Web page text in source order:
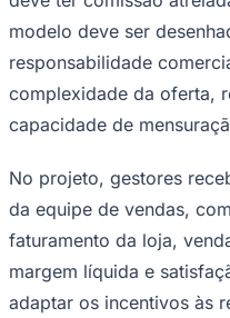
responsabilidade
complexidade da oferta,
capacidade de
No projeto, gestores
faturamento da loja,
margem líquida e
adaptar os incentivos às
função.